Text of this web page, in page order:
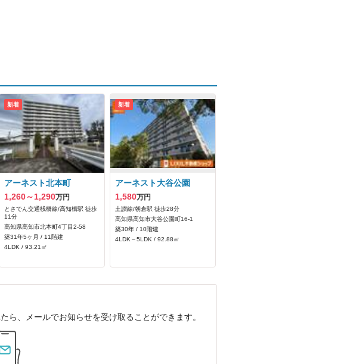
新着
アーネスト北本町
1,260～1,290万円
とさでん交通桟橋線/高知橋駅 徒歩
11分
高知県高知市北本町4丁目2-58
築31年5ヶ月 / 11階建
4LDK / 93.21㎡
新着
アーネスト大谷公園
1,580万円
土讃線/朝倉駅 徒歩28分
高知県高知市大谷公園町16-1
築30年 / 10階建
4LDK～5LDK / 92.88㎡
、メールでお知らせを受け取ることができます。